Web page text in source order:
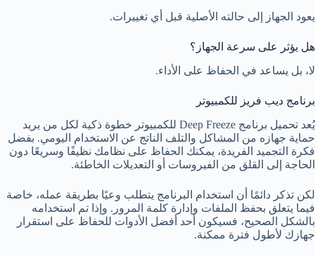
يعود الجهاز إلى حالته الأصلية قبل أي تغييرات.
هل يؤثر على سرعة الجهاز؟
لا، بل يساعد في الحفاظ على الأداء.
برنامج ديب فريز للكمبيوتر
يُعد تحميل برنامج Deep Freeze للكمبيوتر خطوة ذكية لكل من يريد
حماية جهازه من المشاكل والتلف الناتج عن الاستخدام اليومي. بفضل
فكرة التجميد الفريدة، يمكنك الحفاظ على نظامك نظيفًا وسريعًا دون
الحاجة إلى القلق من الفيروسات أو التعديلات الخاطئة.
لكن تذكر دائمًا أن استخدام البرنامج يتطلب وعيًا بطريقة عمله، خاصة
فيما يتعلق بحفظ الملفات وإدارة كلمة المرور. وإذا تم استخدامه
بالشكل الصحيح، فسيكون أحد أفضل الأدوات للحفاظ على استقرار
جهازك لأطول فترة ممكنة.